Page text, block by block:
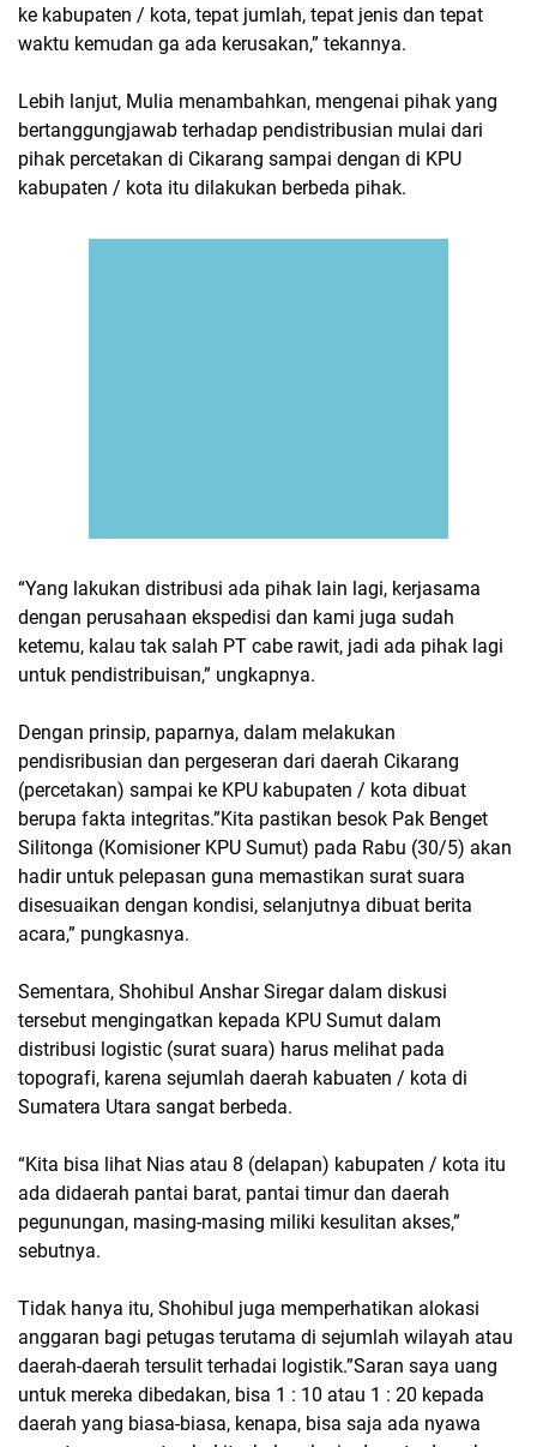
ke kabupaten / kota, tepat jumlah, tepat jenis dan tepat
waktu kemudan ga ada kerusakan,” tekannya.
Lebih lanjut, Mulia menambahkan, mengenai pihak yang
bertanggungjawab terhadap pendistribusian mulai dari
pihak percetakan di Cikarang sampai dengan di KPU
kabupaten / kota itu dilakukan berbeda pihak.
“Yang lakukan distribusi ada pihak lain lagi, kerjasama
dengan perusahaan ekspedisi dan kami juga sudah
ketemu, kalau tak salah PT cabe rawit, jadi ada pihak lagi
untuk pendistribuisan,” ungkapnya.
Dengan prinsip, paparnya, dalam melakukan
pendisribusian dan pergeseran dari daerah Cikarang
(percetakan) sampai ke KPU kabupaten / kota dibuat
berupa fakta integritas.”Kita pastikan besok Pak Benget
Silitonga (Komisioner KPU Sumut) pada Rabu (30/5) akan
hadir untuk pelepasan guna memastikan surat suara
disesuaikan dengan kondisi, selanjutnya dibuat berita
acara,” pungkasnya.
Sementara, Shohibul Anshar Siregar dalam diskusi
tersebut mengingatkan kepada KPU Sumut dalam
distribusi logistic (surat suara) harus melihat pada
topografi, karena sejumlah daerah kabuaten / kota di
Sumatera Utara sangat berbeda.
“Kita bisa lihat Nias atau 8 (delapan) kabupaten / kota itu
ada didaerah pantai barat, pantai timur dan daerah
pegunungan, masing-masing miliki kesulitan akses,”
sebutnya.
Tidak hanya itu, Shohibul juga memperhatikan alokasi
anggaran bagi petugas terutama di sejumlah wilayah atau
daerah-daerah tersulit terhadai logistik.”Saran saya uang
untuk mereka dibedakan, bisa 1 : 10 atau 1 : 20 kepada
daerah yang biasa-biasa, kenapa, bisa saja ada nyawa